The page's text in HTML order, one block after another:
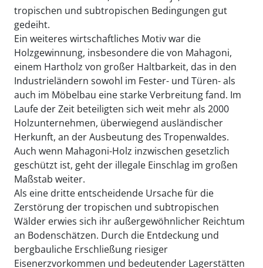
tropischen und subtropischen Bedingungen gut
gedeiht.
Ein weiteres wirtschaftliches Motiv war die
Holzgewinnung, insbesondere die von Mahagoni,
einem Hartholz von großer Haltbarkeit, das in den
Industrieländern sowohl im Fester- und Türen- als
auch im Möbelbau eine starke Verbreitung fand. Im
Laufe der Zeit beteiligten sich weit mehr als 2000
Holzunternehmen, überwiegend ausländischer
Herkunft, an der Ausbeutung des Tropenwaldes.
Auch wenn Mahagoni-Holz inzwischen gesetzlich
geschützt ist, geht der illegale Einschlag im großen
Maßstab weiter.
Als eine dritte entscheidende Ursache für die
Zerstörung der tropischen und subtropischen
Wälder erwies sich ihr außergewöhnlicher Reichtum
an Bodenschätzen. Durch die Entdeckung und
bergbauliche Erschließung riesiger
Eisenerzvorkommen und bedeutender Lagerstätten